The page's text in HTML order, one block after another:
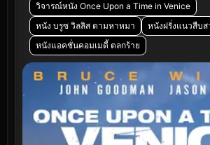
วิจารณ์หนัง Once Upon a Time in Venice
หนัง บรูซ วิลลิส ตามหาหมา
หนังฝรั่งแนวสืบ
หนังแอคชั่นคอมเมดี้ ตลกร้าย